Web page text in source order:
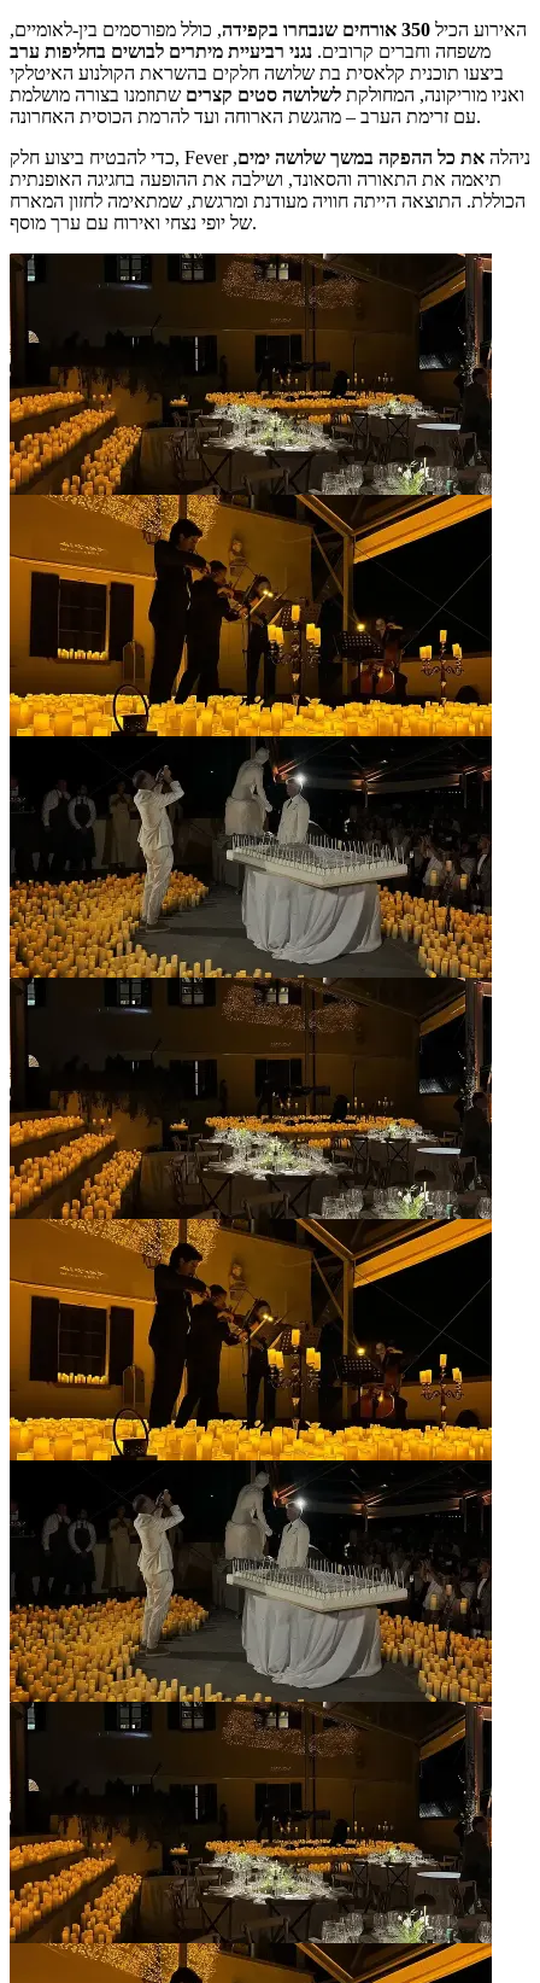
האירוע הכיל 350 אורחים שנבחרו בקפידה
, כולל מפורסמים בין-לאומיים,
משפחה וחברים קרובים. נגני רביעיית מיתרים לבושים בחליפות ערב
ביצעו תוכנית קלאסית בת שלושה חלקים בהשראת הקולנוע האיטלקי
ואניו מוריקונה, המחולקת לשלושה סטים קצרים שתוזמנו בצורה מושלמת
עם זרימת הערב – מהגשת הארוחה ועד להרמת הכוסית האחרונה.
כדי להבטיח ביצוע חלק, Fever ניהלה את כל ההפקה במשך שלושה ימים,
תיאמה את התאורה והסאונד, ושילבה את ההופעה בחגיגה האופנתית
הכוללת. התוצאה הייתה חוויה מעודנת ומרגשת, שמתאימה לחזון המארח
של יופי נצחי ואירוח עם ערך מוסף.